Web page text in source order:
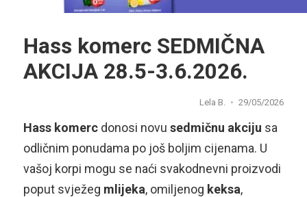
Hass komerc SEDMIČNA
AKCIJA 28.5-3.6.2026.
Lela B. 29/05/2026
Hass komercdonosi novu sedmičnu akciju sa
odličnim ponudama po još boljim cijenama. U
vašoj korpi mogu se naći svakodnevni proizvodi
poput svježeg mlijeka, omiljenog keksa,